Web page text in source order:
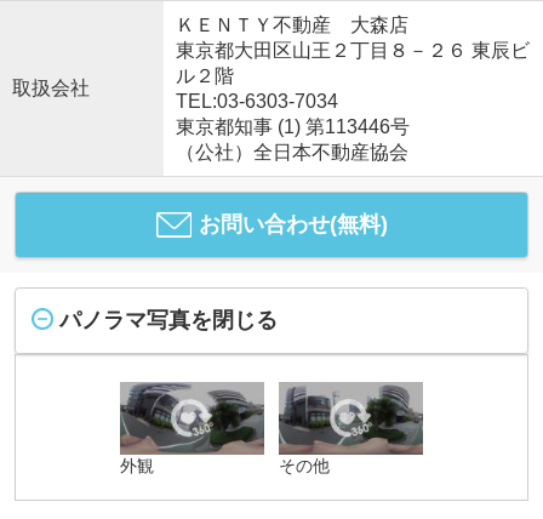
取扱会社
ＫＥＮＴＹ不動産 大森店
東京都大田区山王２丁目８－２６ 東辰ビ
ル２階
TEL:03-6303-7034
東京都知事 (1) 第113446号
（公社）全日本不動産協会
お問い合わせ(無料)
パノラマ写真を閉じる
外観 その他